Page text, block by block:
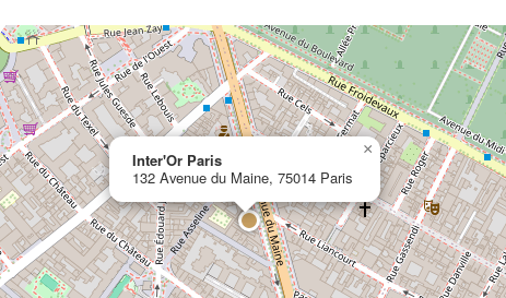
Inter'Or Paris
132 Avenue du Maine, 75014 Paris
×